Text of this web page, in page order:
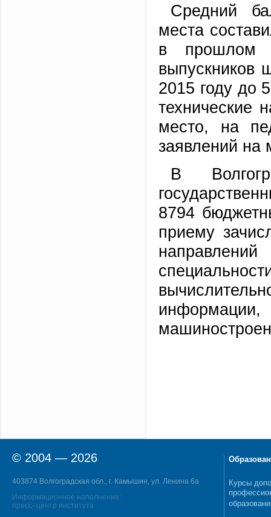
Средний
места
в прошлом
выпускников
2015 году до
технические
место, на
заявлений на
В
8794
приему
информации,
© 2004 — 2026
403874 Волгоградская обл., г. Камышин, ул. Ленина 6а
Информационное наполнение:
пресс–центр института
Курсы